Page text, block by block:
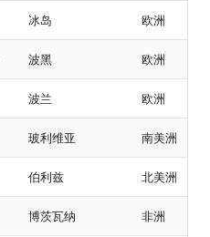
冰岛 欧洲
波黑 欧洲
波兰 欧洲
玻利维亚 南美洲
伯利兹 北美洲
博茨瓦纳 非洲